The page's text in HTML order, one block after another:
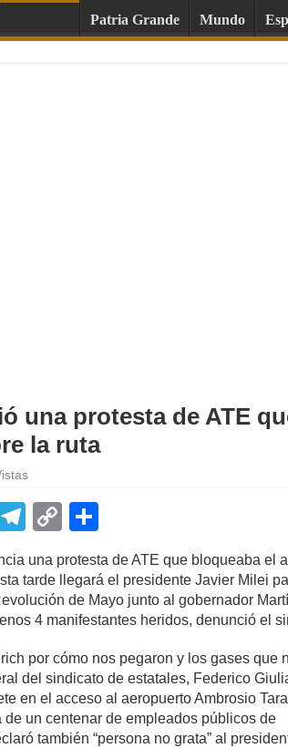
Patria Grande Mundo
una protesta de ATE
la ruta
E
T
e
gr
a
m
C
p
y
Li
n
k
h
ar
e
una protesta de ATE que bloqueaba el
tarde llegará el presidente Javier Milei
de Mayo junto al gobernador
4 manifestantes heridos, denunció el
por cómo nos pegaron y los gases que
del sindicato de estatales, Federico
en el acceso al aeropuerto Ambrosio
un centenar de empleados públicos de
también “persona no grata” al